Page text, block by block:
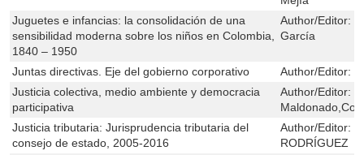
Juguetes e infancias: la consolidación de una
sensibilidad moderna sobre los niños en Colombia,
1840 – 1950
Author/Editor:
García
Juntas directivas. Eje del gobierno corporativo Author/Editor:
Justicia colectiva, medio ambiente y democracia
participativa
Author/Editor:
Justicia tributaria: Jurisprudencia tributaria del
consejo de estado, 2005-2016
Author/Editor:
RODRÍGUEZ